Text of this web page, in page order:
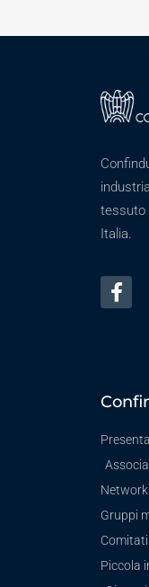
tessuto
Italia.
Gruppi
Piccola